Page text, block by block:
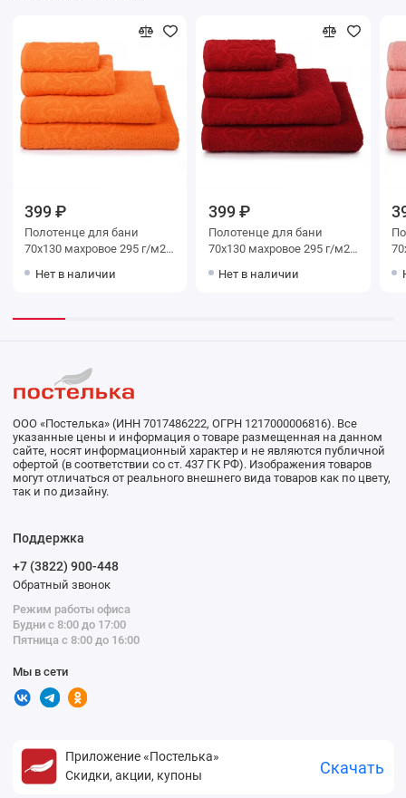
399 ₽
Полотенце для бани
70х130 махровое 295 г/м2
мануфактура
Нет в наличии
399 ₽
Полотенце для бани
70х130 махровое 295 г/м2
мануфактура
Нет в наличии
70х130
ООО «Постелька» (ИНН 7017486222, ОГРН 1217000006816). Все
указанные цены и информация о товаре размещенная на данном
сайте, носят информационный характер и не являются публичной
офертой (в соответствии со ст. 437 ГК РФ). Изображения товаров
могут отличаться от реального внешнего вида товаров как по цвету,
так и по дизайну.
Поддержка
+7 (3822) 900-448
Обратный звонок
Режим работы офиса
Будни с 8:00 до 17:00
Пятница с 8:00 до 16:00
Мы в сети
Приложение «Постелька»
Скидки, акции, купоны
Скачать